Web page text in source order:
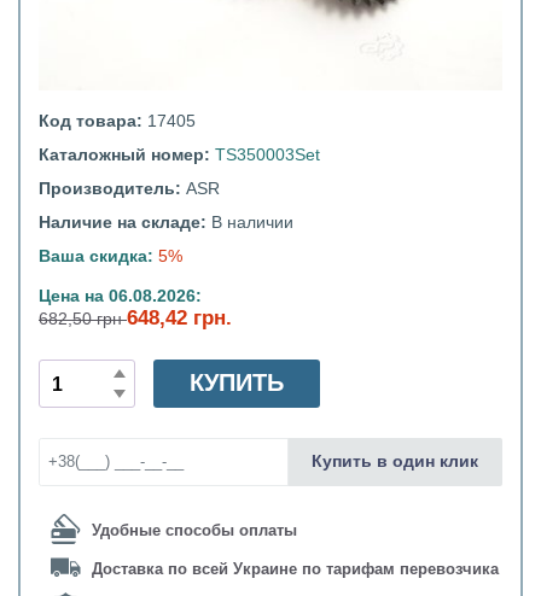
Код товара: 17405
Каталожный номер: TS350003Set
Производитель: ASR
Наличие на складе: В наличии
Ваша скидка: 5%
Цена на 06.08.2026:
682,50 грн648,42 грн.
Удобные способы оплаты
Доставка по всей Украине по тарифам перевозчика
КУПИТЬ
Купить в один клик